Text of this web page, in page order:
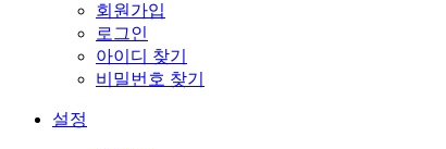
회원가입
로그인
아이디 찾기
비밀번호 찾기
설정